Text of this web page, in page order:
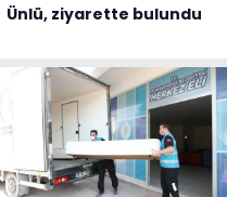
Ünlü, ziyarette bulundu